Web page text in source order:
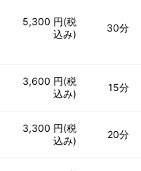
5,300 円(税
込み)
30分
3,600 円(税
込み)
15分
3,300 円(税
込み)
20分